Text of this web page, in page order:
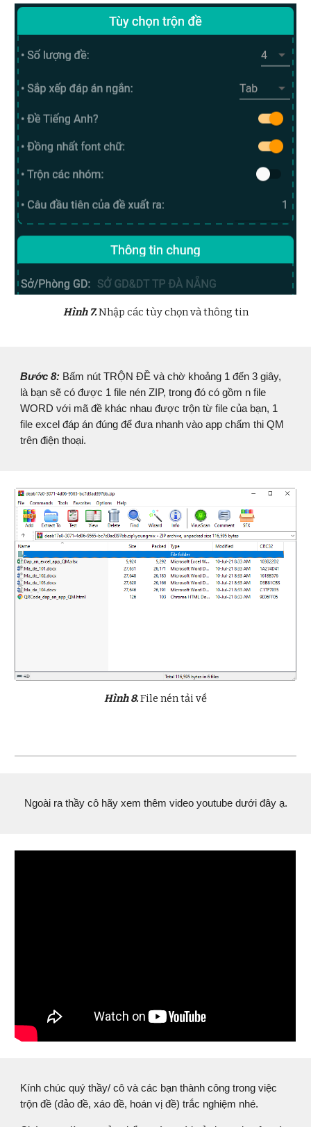
Hình 7.Nhập các tùy chọn và thông tin
Bước 8: Bấm nút TRỘN ĐỀ và chờ khoảng 1 đến 3 giây,
là bạn sẽ có được 1 file nén ZIP, trong đó có gồm n file
WORD với mã đề khác nhau được trộn từ file của bạn, 1
file excel đáp án đúng để đưa nhanh vào app chấm thi QM
trên điện thoại.
Hình 8.File nén tải về
Ngoài ra thầy cô hãy xem thêm video youtube dưới đây ạ.
Kính chúc quý thầy/ cô và các bạn thành công trong việc
trộn đề (đảo đề, xáo đề, hoán vị đề) trắc nghiệm nhé.